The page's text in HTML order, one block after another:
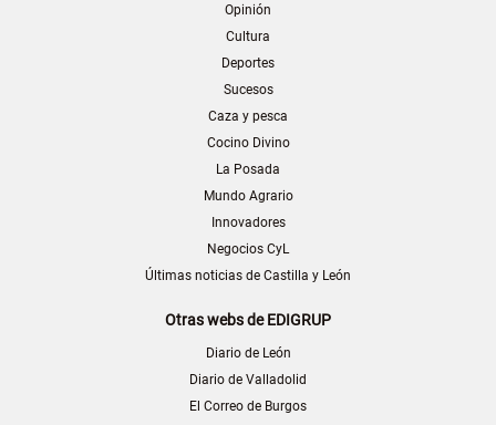
Opinión
Cultura
Deportes
Sucesos
Caza y pesca
Cocino Divino
La Posada
Mundo Agrario
Innovadores
Negocios CyL
Últimas noticias de Castilla y León
Otras webs de EDIGRUP
Diario de León
Diario de Valladolid
El Correo de Burgos